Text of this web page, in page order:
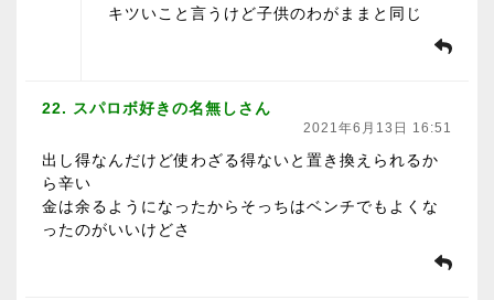
キツいこと言うけど子供のわがままと同じ
22. スパロボ好きの名無しさん
2021年6月13日 16:51
出し得なんだけど使わざる得ないと置き換えられるか
ら辛い
金は余るようになったからそっちはベンチでもよくな
ったのがいいけどさ